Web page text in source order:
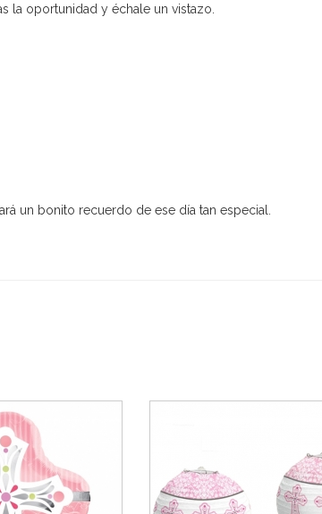
la oportunidad y échale un vistazo.
un bonito recuerdo de ese día tan especial.